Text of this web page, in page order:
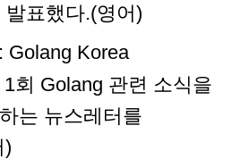
발표했다.(영어)
: Golang Korea
회 Golang 관련 소식을
는 뉴스레터를
)